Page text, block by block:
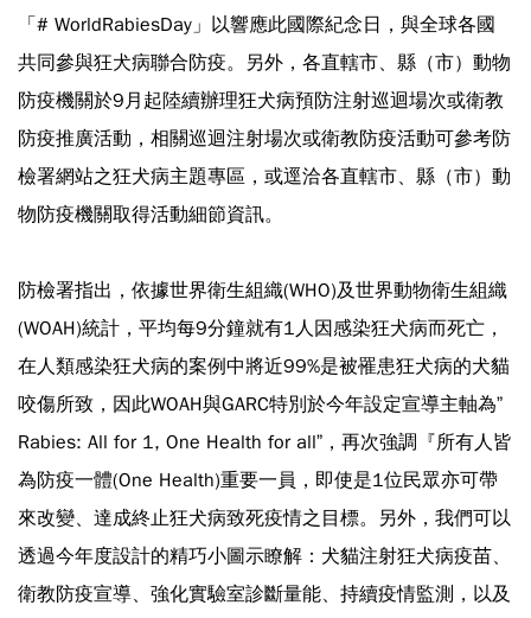
「# WorldRabiesDay」以響應此國際紀念日，與全球各國
共同參與狂犬病聯合防疫。另外，各直轄市、縣（市）動物
防疫機關於9月起陸續辦理狂犬病預防注射巡迴場次或衛教
防疫推廣活動，相關巡迴注射場次或衛教防疫活動可參考防
檢署網站之狂犬病主題專區，或逕洽各直轄市、縣（市）動
物防疫機關取得活動細節資訊。
防檢署指出，依據世界衛生組織(WHO)及世界動物衛生組織
(WOAH)統計，平均每9分鐘就有1人因感染狂犬病而死亡，
在人類感染狂犬病的案例中將近99%是被罹患狂犬病的犬貓
咬傷所致，因此WOAH與GARC特別於今年設定宣導主軸為”
Rabies: All for 1, One Health for all”，再次強調『所有人皆
為防疫一體(One Health)重要一員，即使是1位民眾亦可帶
來改變、達成終止狂犬病致死疫情之目標。另外，我們可以
透過今年度設計的精巧小圖示瞭解：犬貓注射狂犬病疫苗、
衛教防疫宣導、強化實驗室診斷量能、持續疫情監測，以及